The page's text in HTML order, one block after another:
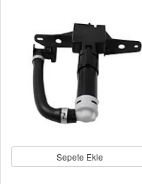
Sepete Ekle